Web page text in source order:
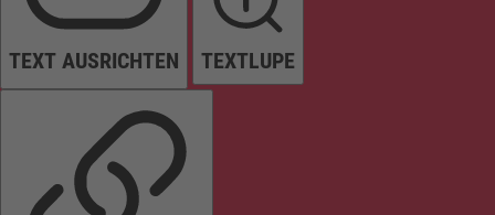
TEXT AUSRICHTEN TEXTLUPE